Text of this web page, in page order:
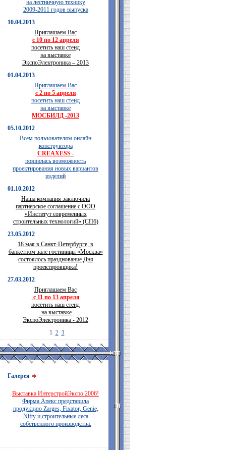
на лестничную технику
2009-2011 годов выпуска
10.04.2013
Приглашаем Вас
с 10 по 12 апреля
посетить наш стенд
на выставке
ЭкспоЭлектроника – 2013
01.04.2013
Приглашаем Вас
с 2 по 5 апреля
посетить наш стенд
на выставке
МОСБИЛД -2013
05.10.2012
Всем пользователям онлайн
конструктора
CREAXESS-
появилась возможность
проектирования новых вариантов
изделий
01.10.2012
Наша компания заключила
партнерское соглашение с ООО
«Институт современных
строительных технологий» (СПб)
23.05.2012
18 мая в Санкт-Петербурге, в
банкетном зале гостиницы «Москва»
состоялось празднование Дня
проектировщика!
27.03.2012
Приглашаем Вас
с 11 по 13 апреля
посетить наш стенд
на выставке
ЭкспоЭлектроника - 2012
1 2 3
Галерея
Выставка ИнтерстройЭкспо 2006!
Фирма Апекс представила
продукцию Zarges, Fixator, Genie,
Nifty и строительные леса
собственного производства.